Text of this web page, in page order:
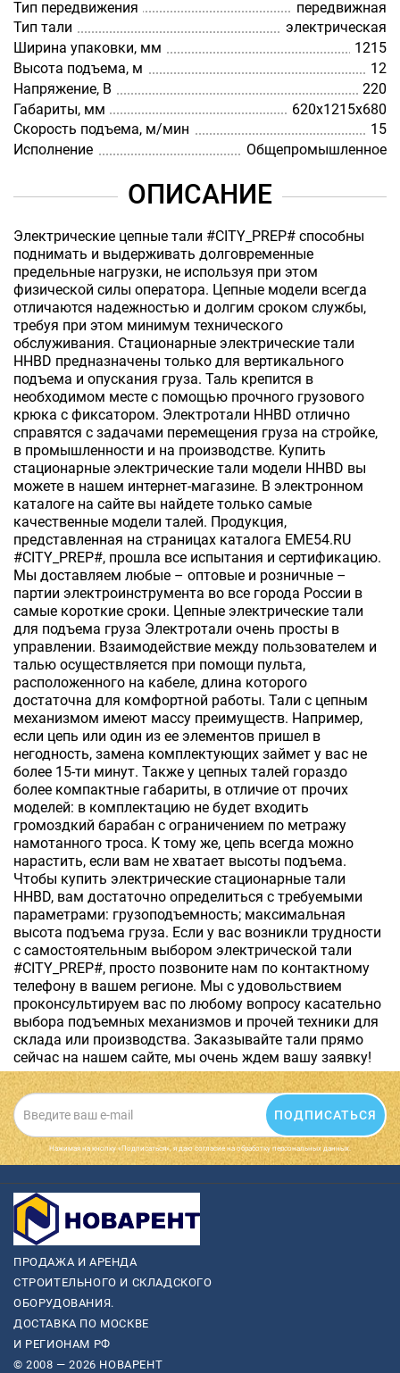
Тип передвижения
передвижная
Тип тали
электрическая
Ширина упаковки, мм
1215
Высота подъема, м
12
Напряжение, В
220
Габариты, мм
620х1215х680
Скорость подъема, м/мин
15
Исполнение
Общепромышленное
ОПИСАНИЕ
Электрические цепные тали #CITY_PREP# способны
поднимать и выдерживать долговременные
предельные нагрузки, не используя при этом
физической силы оператора. Цепные модели всегда
отличаются надежностью и долгим сроком службы,
требуя при этом минимум технического
обслуживания. Стационарные электрические тали
HHBD предназначены только для вертикального
подъема и опускания груза. Таль крепится в
необходимом месте с помощью прочного грузового
крюка с фиксатором. Электротали HHBD отлично
справятся с задачами перемещения груза на стройке,
в промышленности и на производстве. Купить
стационарные электрические тали модели HHBD вы
можете в нашем интернет-магазине. В электронном
каталоге на сайте вы найдете только самые
качественные модели талей. Продукция,
представленная на страницах каталога EME54.RU
#CITY_PREP#, прошла все испытания и сертификацию.
Мы доставляем любые – оптовые и розничные –
партии электроинструмента во все города России в
самые короткие сроки. Цепные электрические тали
для подъема груза Электротали очень просты в
управлении. Взаимодействие между пользователем и
талью осуществляется при помощи пульта,
расположенного на кабеле, длина которого
достаточна для комфортной работы. Тали с цепным
механизмом имеют массу преимуществ. Например,
если цепь или один из ее элементов пришел в
негодность, замена комплектующих займет у вас не
более 15-ти минут. Также у цепных талей гораздо
более компактные габариты, в отличие от прочих
моделей: в комплектацию не будет входить
громоздкий барабан с ограничением по метражу
намотанного троса. К тому же, цепь всегда можно
нарастить, если вам не хватает высоты подъема.
Чтобы купить электрические стационарные тали
HHBD, вам достаточно определиться с требуемыми
параметрами: грузоподъемность; максимальная
высота подъема груза. Если у вас возникли трудности
с самостоятельным выбором электрической тали
#CITY_PREP#, просто позвоните нам по контактному
телефону в вашем регионе. Мы с удовольствием
проконсультируем вас по любому вопросу касательно
выбора подъемных механизмов и прочей техники для
склада или производства. Заказывайте тали прямо
сейчас на нашем сайте, мы очень ждем вашу заявку!
ПОДПИСАТЬСЯ
Нажимая на кнопку «Подписаться», я даю cогласие на обработку персональных данных.
ПРОДАЖА И АРЕНДА
СТРОИТЕЛЬНОГО И СКЛАДСКОГО
ОБОРУДОВАНИЯ.
ДОСТАВКА ПО МОСКВЕ
И РЕГИОНАМ РФ
© 2008 — 2026 НОВАРЕНТ